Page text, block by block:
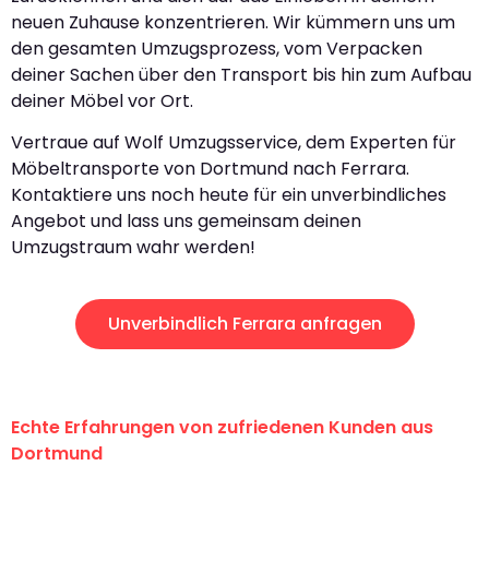
neuen Zuhause konzentrieren. Wir kümmern uns um
den gesamten Umzugsprozess, vom Verpacken
deiner Sachen über den Transport bis hin zum Aufbau
deiner Möbel vor Ort.
Vertraue auf Wolf Umzugsservice, dem Experten für
Möbeltransporte von Dortmund nach Ferrara.
Kontaktiere uns noch heute für ein unverbindliches
Angebot und lass uns gemeinsam deinen
Umzugstraum wahr werden!
Unverbindlich Ferrara anfragen
Echte Erfahrungen von zufriedenen Kunden aus
Dortmund